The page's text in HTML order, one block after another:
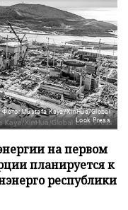
Фото: Mustafa Kaya/XinHua/Global
Look Press
на первом
планируется к
республики